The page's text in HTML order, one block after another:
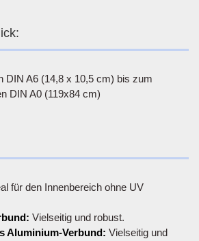
DIN A6 (14,8 x 10,5 cm) bis zum
DIN A0 (119x84 cm)
für den Innenbereich ohne UV
Vielseitig und robust.
Aluminium-Verbund: Vielseitig und